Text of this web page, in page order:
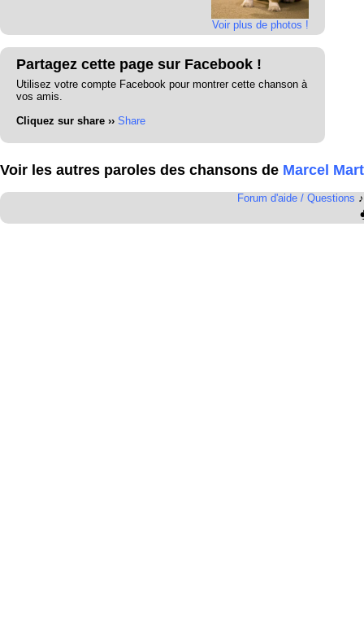
Voir plus de photos !
Partagez cette page sur Facebook !
Utilisez votre compte Facebook pour montrer cette chanson à
vos amis.
Cliquez sur share ›› Share
Voir les autres paroles des chansons de Marcel
Forum d'aide / Questions